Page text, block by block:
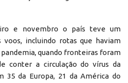
e novembro o país teve um
voos, incluindo rotas que haviam
pandemia, quando fronteiras foram
conter a circulação do vírus da
35 da Europa, 21 da América do